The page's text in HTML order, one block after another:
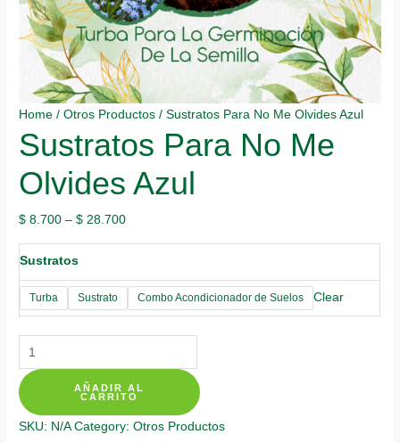
Home /Otros Productos / Sustratos Para No Me Olvides Azul
Sustratos Para No Me
Olvides Azul
$ 8.700 –$ 28.700
Sustratos
Turba Sustrato Combo Acondicionador de Suelos Clear
Sustratos
Para
No
Me
Olvides
AÑADIR AL
CARRITO
SKU: N/A Category:Otros Productos